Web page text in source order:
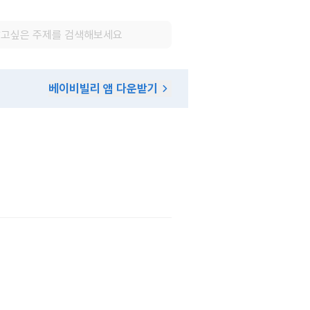
베이비빌리 앱 다운받기